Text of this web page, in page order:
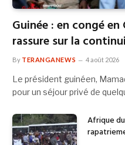
Guinée : en congé
rassure sur la
By TERANGANEWS 4 août 2026
Le président guinéen,
pour un séjour privé de
Afrique